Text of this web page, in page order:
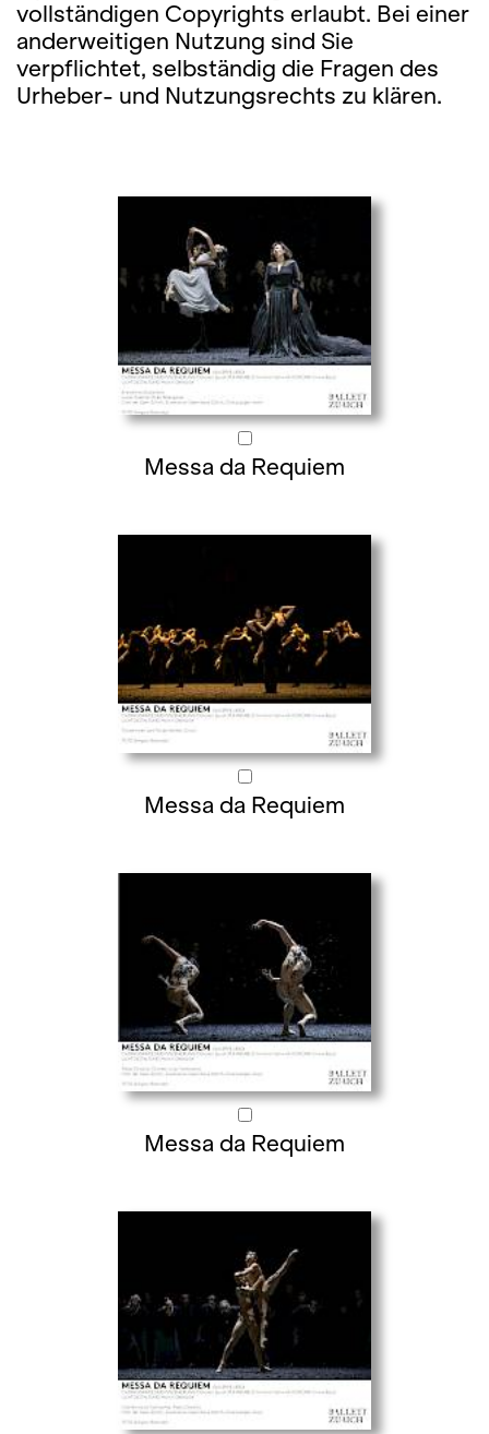
vollständigen Copyrights erlaubt. Bei einer
anderweitigen Nutzung sind Sie
verpflichtet, selbständig die Fragen des
Urheber- und Nutzungsrechts zu klären.
Messa da Requiem
Messa da Requiem
Messa da Requiem